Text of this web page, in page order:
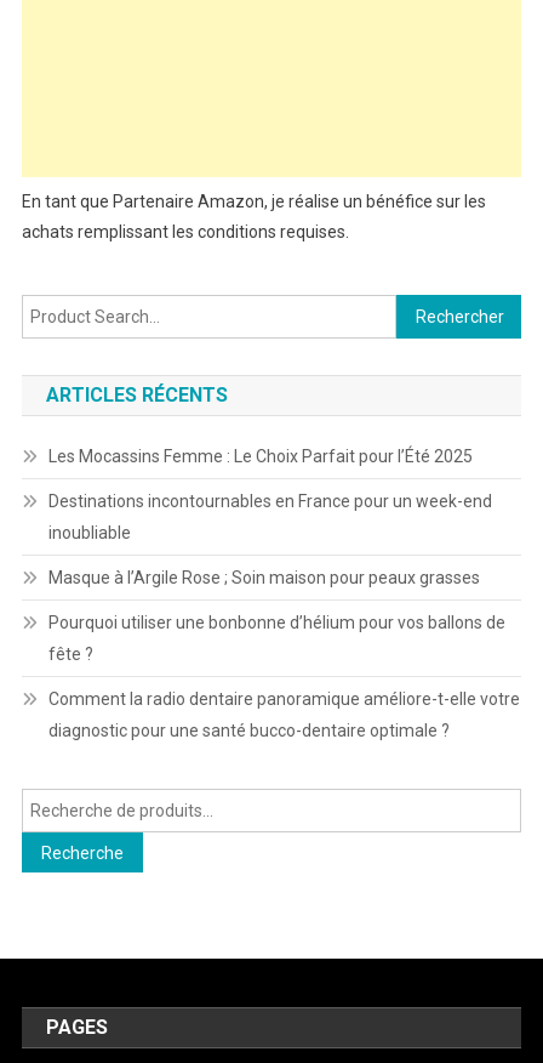
En tant que Partenaire Amazon, je réalise un bénéfice sur les
achats remplissant les conditions requises.
Rechercher :
ARTICLES RÉCENTS
Les Mocassins Femme : Le Choix Parfait pour l’Été 2025
Destinations incontournables en France pour un week-end
inoubliable
Masque à l’Argile Rose ; Soin maison pour peaux grasses
Pourquoi utiliser une bonbonne d’hélium pour vos ballons de
fête ?
Comment la radio dentaire panoramique améliore-t-elle votre
diagnostic pour une santé bucco-dentaire optimale ?
Recherche
pour :
Recherche
PAGES